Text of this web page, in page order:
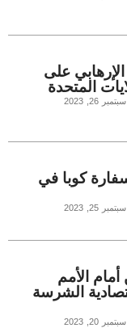
على
المتحدة
سبتمبر 26, 2023
كوبا في
سبتمبر 25, 2023
الأمم
الشرسة
سبتمبر 20, 2023